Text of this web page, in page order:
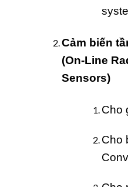
Cảm biến
(On-Line
Sensors)
Cho
Cho